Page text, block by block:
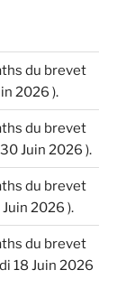
du brevet
2026 ).
du brevet
Juin 2026 ).
du brevet
2026 ).
du brevet
18 Juin 2026